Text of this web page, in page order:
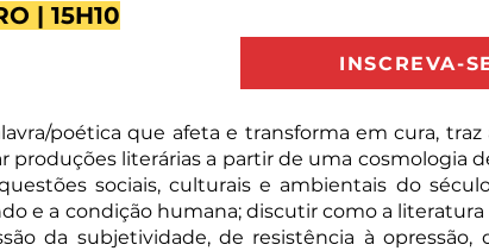
| 15H10
INSCREVA-
poética que afeta e transforma em cura,
produções literárias a partir de uma cosmologia
sociais, culturais e ambientais do
e a condição humana; discutir como a
da subjetividade, de resistência à